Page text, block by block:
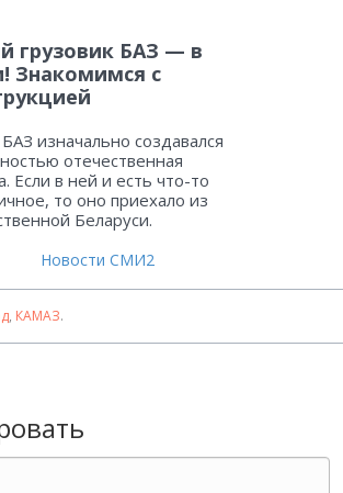
грузовик БАЗ — в
Знакомимся с
изначально создавался
отечественная
Если в ней и есть что-то
то оно приехало из
Беларуси.
Новости СМИ2
, КАМАЗ.